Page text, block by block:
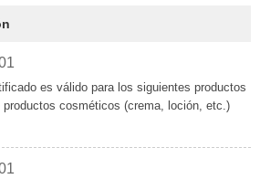
es válido para los siguientes productos
productos cosméticos (crema, loción, etc.)